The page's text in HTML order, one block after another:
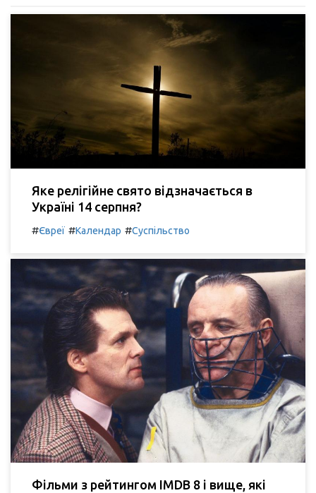
Яке релігійне свято відзначається в
Україні 14 серпня?
#Євреї #Календар #Суспільство
Фільми з рейтингом IMDB 8 і вище, які